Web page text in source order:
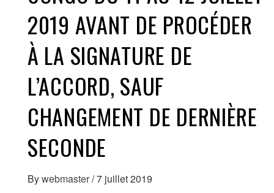
2019 AVANT DE PROCÉDER
À LA SIGNATURE DE
L’ACCORD, SAUF
CHANGEMENT DE DERNIÈRE
SECONDE
Bywebmaster/7 juillet 2019